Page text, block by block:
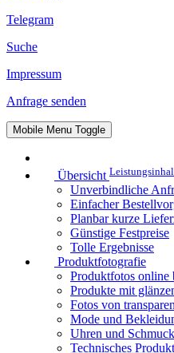
Telegram
Suche
Impressum
Anfrage senden
Mobile Menu Toggle
Übersicht
Unverbindliche
Einfacher
Planbar kurze
Günstige Festpreise
Tolle Ergebnisse
Produktfotografie
Produktfotos online
Produkte mit
Fotos von
Mode und
Uhren und
Technisches